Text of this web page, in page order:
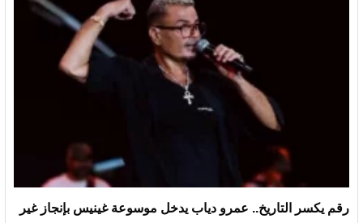
رقم يكسر التاريخ.. عمرو دياب يدخل موسوعة غينيس بإنجاز غير